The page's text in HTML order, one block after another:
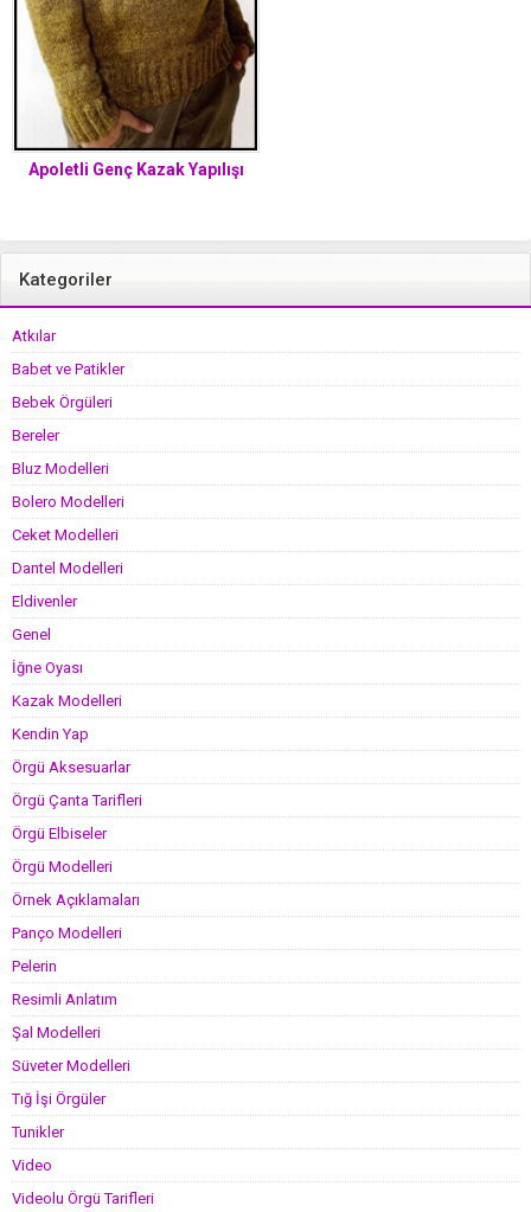
Apoletli Genç Kazak Yapılışı
Kategoriler
Atkılar
Babet ve Patikler
Bebek Örgüleri
Bereler
Bluz Modelleri
Bolero Modelleri
Ceket Modelleri
Dantel Modelleri
Eldivenler
Genel
İğne Oyası
Kazak Modelleri
Kendin Yap
Örgü Aksesuarlar
Örgü Çanta Tarifleri
Örgü Elbiseler
Örgü Modelleri
Örnek Açıklamaları
Panço Modelleri
Pelerin
Resimli Anlatım
Şal Modelleri
Süveter Modelleri
Tığ İşi Örgüler
Tunikler
Video
Videolu Örgü Tarifleri